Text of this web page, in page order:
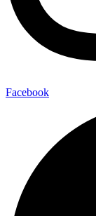
Facebook